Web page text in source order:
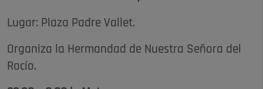
Lugar: Plaza Padre Vallet.
Organiza la Hermandad de Nuestra Señora del
Rocío.